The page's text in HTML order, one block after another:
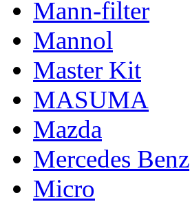
Mann-filter
Mannol
Master Kit
MASUMA
Mazda
Mercedes Benz
Micro